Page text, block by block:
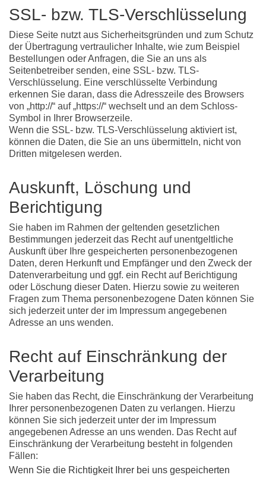
SSL- bzw. TLS-Verschlüsselung
Diese Seite nutzt aus Sicherheitsgründen und zum Schutz
der Übertragung vertraulicher Inhalte, wie zum Beispiel
Bestellungen oder Anfragen, die Sie an uns als
Seitenbetreiber senden, eine SSL- bzw. TLS-
Verschlüsselung. Eine verschlüsselte Verbindung
erkennen Sie daran, dass die Adresszeile des Browsers
von „http://“ auf „https://“ wechselt und an dem Schloss-
Symbol in Ihrer Browserzeile.
Wenn die SSL- bzw. TLS-Verschlüsselung aktiviert ist,
können die Daten, die Sie an uns übermitteln, nicht von
Dritten mitgelesen werden.
Auskunft, Löschung und
Berichtigung
Sie haben im Rahmen der geltenden gesetzlichen
Bestimmungen jederzeit das Recht auf unentgeltliche
Auskunft über Ihre gespeicherten personenbezogenen
Daten, deren Herkunft und Empfänger und den Zweck der
Datenverarbeitung und ggf. ein Recht auf Berichtigung
oder Löschung dieser Daten. Hierzu sowie zu weiteren
Fragen zum Thema personenbezogene Daten können Sie
sich jederzeit unter der im Impressum angegebenen
Adresse an uns wenden.
Recht auf Einschränkung der
Verarbeitung
Sie haben das Recht, die Einschränkung der Verarbeitung
Ihrer personenbezogenen Daten zu verlangen. Hierzu
können Sie sich jederzeit unter der im Impressum
angegebenen Adresse an uns wenden. Das Recht auf
Einschränkung der Verarbeitung besteht in folgenden
Fällen:
Wenn Sie die Richtigkeit Ihrer bei uns gespeicherten